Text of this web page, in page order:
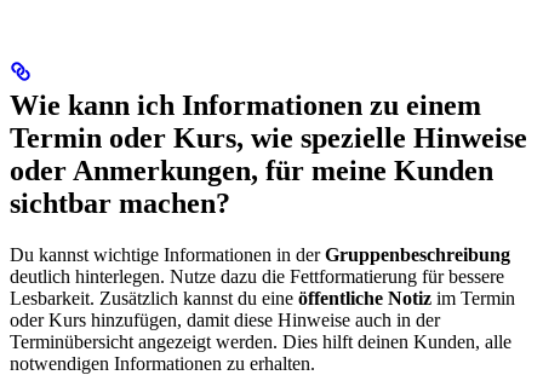
Wie kann ich Informationen zu einem
Termin oder Kurs, wie spezielle Hinweise
oder Anmerkungen, für meine Kunden
sichtbar machen?
Du kannst wichtige Informationen in derGruppenbeschreibung
deutlich hinterlegen. Nutze dazu die Fettformatierung für bessere
Lesbarkeit. Zusätzlich kannst du eine öffentliche Notiz im Termin
oder Kurs hinzufügen, damit diese Hinweise auch in der
Terminübersicht angezeigt werden. Dies hilft deinen Kunden, alle
notwendigen Informationen zu erhalten.